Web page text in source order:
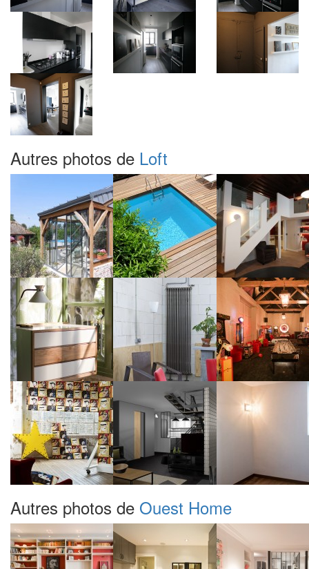
Autres photos de Loft
Autres photos de Ouest Home